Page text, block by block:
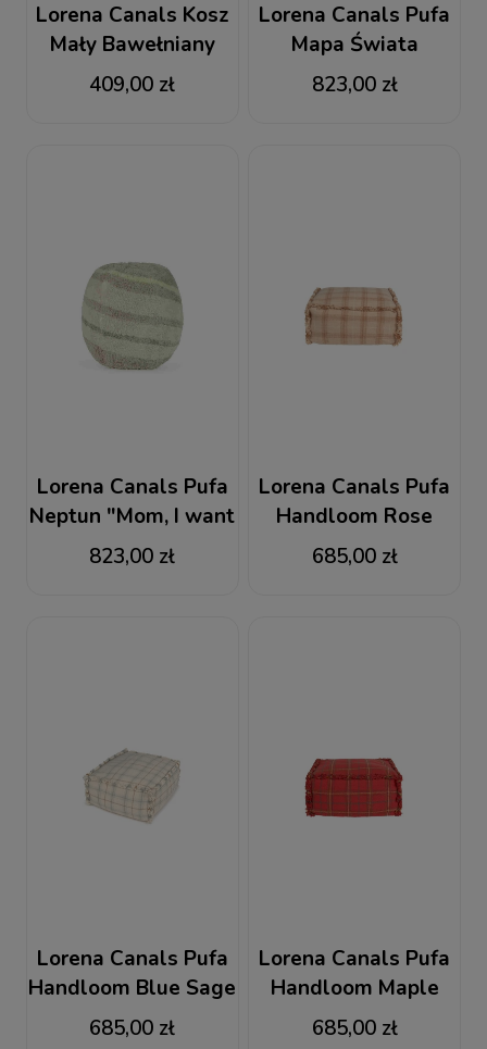
Lorena Canals Kosz
Mały Bawełniany
Stonewashed Tall
Natural
409,00 zł
Lorena Canals Pufa
Mapa Świata
Rugcycled
823,00 zł
Lorena Canals Pufa
Neptun "Mom, I want
to be an astronaut"
823,00 zł
Lorena Canals Pufa
Handloom Rose
Wouf Wouf
685,00 zł
Lorena Canals Pufa
Handloom Blue Sage
Wouf Wouf
685,00 zł
Lorena Canals Pufa
Handloom Maple
Red Wouf Wouf
685,00 zł